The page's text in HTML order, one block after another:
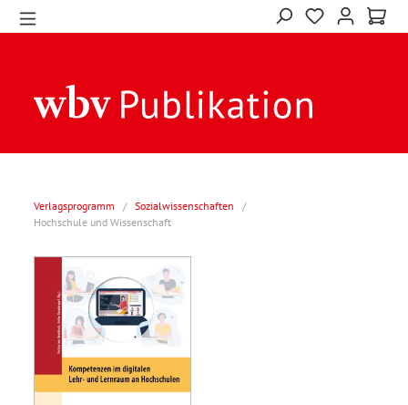
Verlagsprogramm / Sozialwissenschaften
/
Hochschule und Wissenschaft